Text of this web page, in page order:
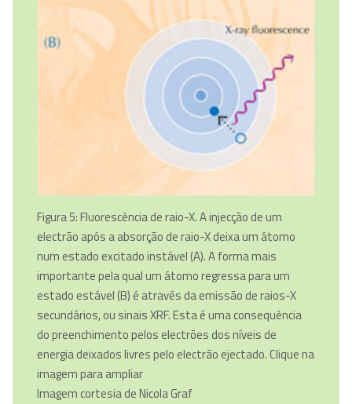
Figura 5: Fluorescência de raio-X. A injecção de um
electrão após a absorção de raio-X deixa um átomo
num estado excitado instável (A). A forma mais
importante pela qual um átomo regressa para um
estado estável (B) é através da emissão de raios-X
secundários, ou sinais XRF. Esta é uma consequência
do preenchimento pelos electrões dos níveis de
energia deixados livres pelo electrão ejectado. Clique na
imagem para ampliar
Imagem cortesia de Nicola Graf